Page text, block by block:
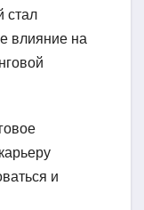
стал
влияние на
и